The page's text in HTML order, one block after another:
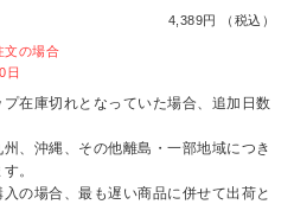
4,389円 （税込）
文の場合
日
在庫切れとなっていた場合、追加日数
、沖縄、その他離島・一部地域につき
。
の場合、最も遅い商品に併せて出荷と